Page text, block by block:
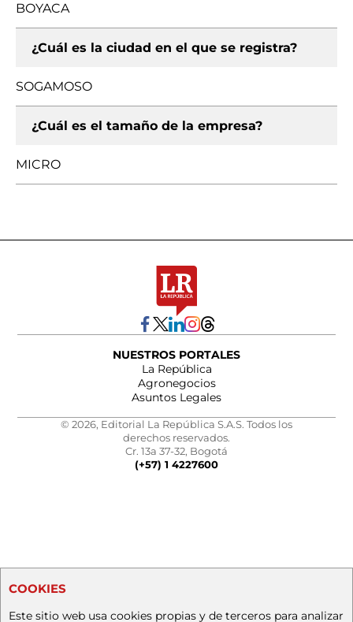
BOYACA
¿Cuál es la ciudad en el que se registra?
SOGAMOSO
¿Cuál es el tamaño de la empresa?
MICRO
NUESTROS PORTALES
La República
Agronegocios
Asuntos Legales
© 2026, Editorial La República S.A.S. Todos los
derechos reservados.
Cr. 13a 37-32, Bogotá
(+57) 1 4227600
COOKIES
Este sitio web usa cookies propias y de terceros para analizar